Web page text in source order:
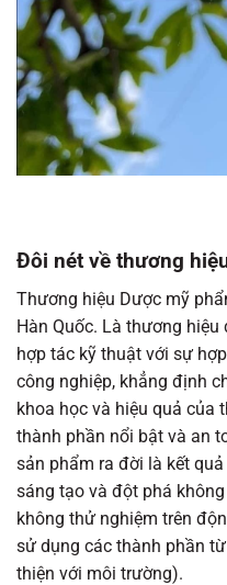
Đôi nét về thương
Thương hiệu Dược mỹ
Hàn Quốc. Là thương
hợp tác kỹ thuật với sự
công nghiệp, khẳng định
khoa học và hiệu quả của
thành phần nổi bật và an
sản phẩm ra đời là kết
sáng tạo và đột phá
không thử nghiệm trên
sử dụng các thành phần
thiện với môi trường).